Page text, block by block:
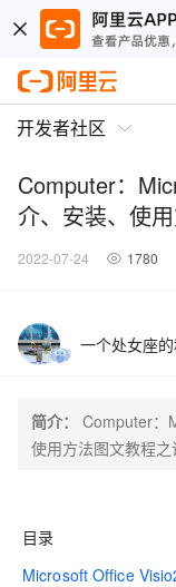
开发者社区
Computer：
介、安装、使
2022-07-24 1780
一个处女座
简介：
Computer：
使用方法图文教程
目录
Microsoft Office